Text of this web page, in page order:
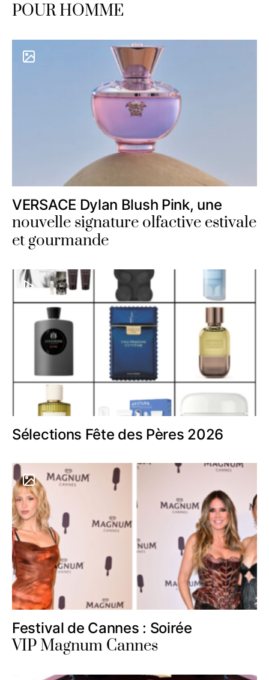
POUR HOMME
VERSACE Dylan Blush Pink, une
nouvelle signature olfactive estivale
et gourmande
Sélections Fête des Pères 2026
Festival de Cannes : Soirée
VIP Magnum Cannes